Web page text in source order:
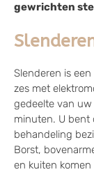
gewrichten
Slenderen is
zes met
gedeelte van
minuten. U bent
behandeling
Borst,
en kuiten